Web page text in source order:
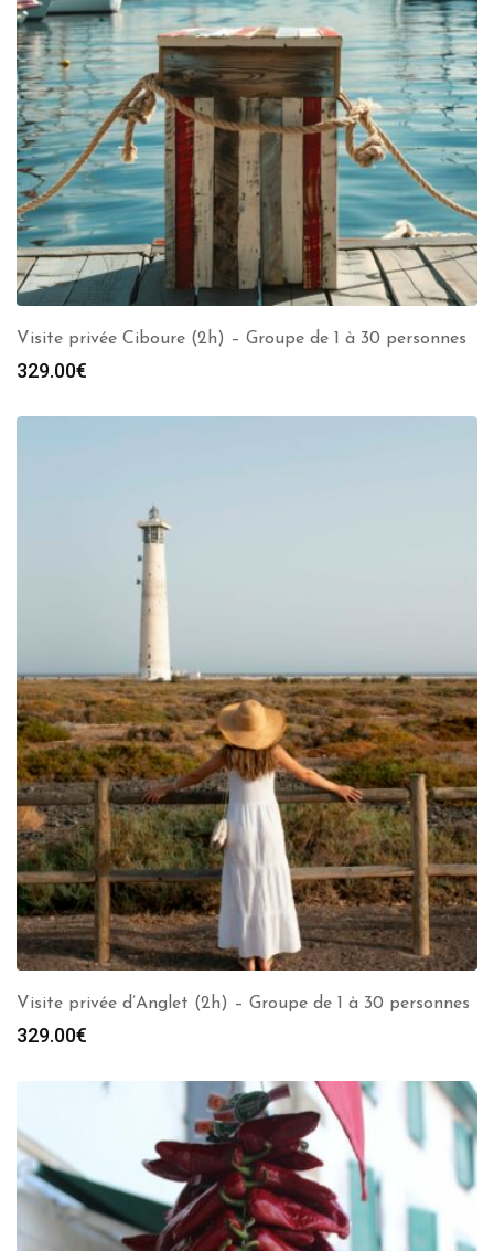
Visite privée Ciboure (2h) – Groupe de 1 à 30 personnes
329.00€
Visite privée d’Anglet (2h) – Groupe de 1 à 30 personnes
329.00€